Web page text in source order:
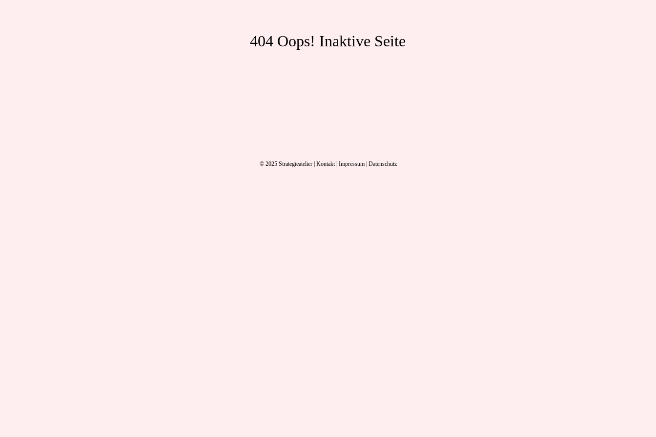
404 Oops! Inaktive Seite
© 2025 Strategieatelier| Kontakt| Impressum| Datenschutz